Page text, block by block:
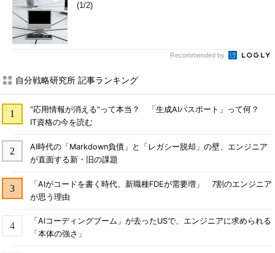
(1/2)
Recommended by
自分戦略研究所 記事ランキング
“応用情報が消える”って本当？ 「生成AIパスポート」って何？
IT資格の今を読む
AI時代の「Markdown負債」と「レガシー脱却」の壁、エンジニア
が直面する新・旧の課題
「AIがコードを書く時代、新職種FDEが需要増」 7割のエンジニア
が思う理由
「AIコーディングブーム」が去ったUSで、エンジニアに求められる
「本体の強さ」